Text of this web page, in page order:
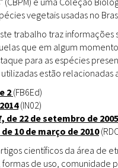
vegetais usadas no
trabalho traz
que em algum
para as espécies
estão relacionadas
2 (FB6Ed)
(IN02)
22 de setembro de 2005
10 de março de 2010
científicos da área de
de uso,